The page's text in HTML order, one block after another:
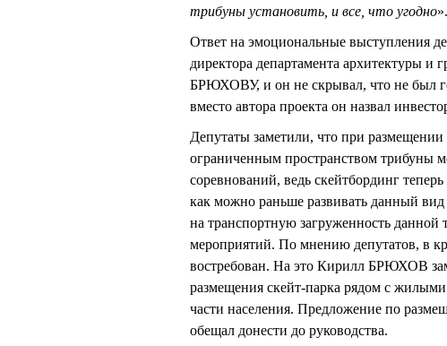
трибуны установить, и все, что угодно».
Ответ на эмоциональные выступления
директора департамента архитектуры и
БРЮХОВУ, и он не скрывал, что не был
вместо автора проекта он назвал
Депутаты заметили, что при размещении
ограниченным пространством трибуны
соревнований, ведь скейтбординг
как можно раньше развивать данный
на транспортную загруженность
мероприятий. По мнению депутатов, в
востребован. На это Кирилл БРЮХОВ
размещения скейт-парка рядом с
части населения. Предложение по
обещал донести до руководства.